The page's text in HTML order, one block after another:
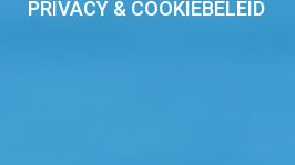
PRIVACY & COOKIEBELEID